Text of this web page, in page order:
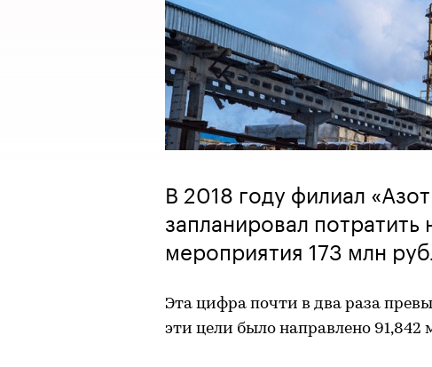
В 2018 году филиал
запланировал
мероприятия 173 млн
Эта цифра почти в два раза
эти цели было направлено 91,842